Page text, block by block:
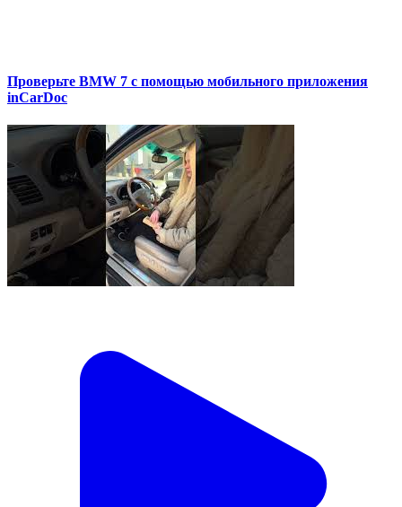
Проверьте BMW 7 с помощью мобильного приложения
inCarDoc